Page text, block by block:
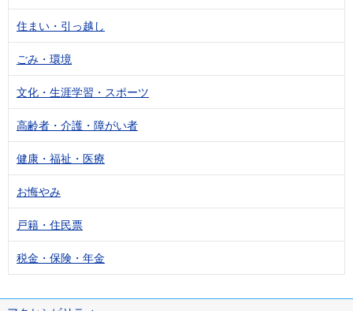
住まい・引っ越し
ごみ・環境
文化・生涯学習・スポーツ
高齢者・介護・障がい者
健康・福祉・医療
お悔やみ
戸籍・住民票
税金・保険・年金